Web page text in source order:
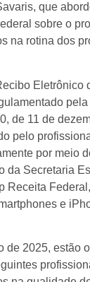
que
sobre o
na rotina dos
Eletrônico
de 11 de
pelo
por meio
da Secretaria
Receita
e
de 2025, estão